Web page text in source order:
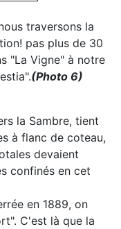
traversons la
pas plus de 30
"La Vigne" à notre
(Photo 6)
la Sambre, tient
à flanc de coteau,
devaient
confinés en cet
en 1889, on
C'est là que la